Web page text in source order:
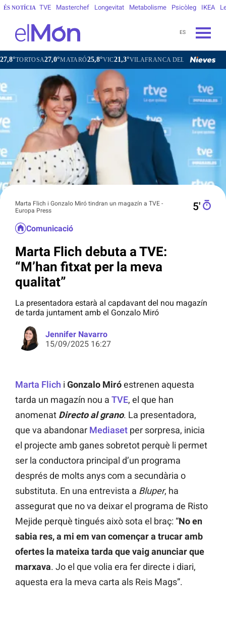
ÉS NOTÍCIA TVE Masterchef Longevitat Metabolisme Psicòleg IKEA
ES
MATARÓ25,8°VIC21,3°VILAFRANCA DEL PENEDÈS24,4° VILANOVA I
Marta Flich i Gonzalo Miró tindran un magazín a TVE -
Europa Press
5′
Comunicació
Marta Flich debuta a TVE:
“M’han fitxat per la meva
qualitat”
La presentadora estarà al capdavant del nou magazín
de tarda juntament amb el Gonzalo Miró
Jennifer Navarro
15/09/2025 16:27
Marta Flich i Gonzalo Miróestrenen aquesta
tarda un magazín nou a TVE, el que han
anomenat Directo al grano. La presentadora,
que va abandonar Mediaset per sorpresa, inicia
el projecte amb ganes sobretot perquè li permet
ser la conductora principal d’un programa
després de molts anys com a secundària o
substituta. En una entrevista a Bluper, ha
assegurat que no va deixar el programa de Risto
Mejide perquè tingués això sota el braç: “No en
sabia res, a mi em van començar a trucar amb
ofertes la mateixa tarda que vaig anunciar que
marxava. Jo el que volia era fer directe i diari,
aquesta era la meva carta als Reis Mags”.